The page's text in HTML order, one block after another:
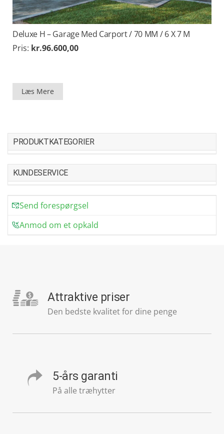
Deluxe H – Garage Med Carport / 70 MM / 6 X 7 M
Pris: kr.96.600,00
Læs Mere
PRODUKTKATEGORIER
KUNDESERVICE
Send forespørgsel
Anmod om et opkald
Attraktive priser
Den bedste kvalitet for dine penge
5-års garanti
På alle træhytter